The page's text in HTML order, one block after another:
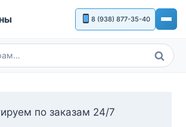
8 (938) 877-35-40
Поиск
по заказам 24/7